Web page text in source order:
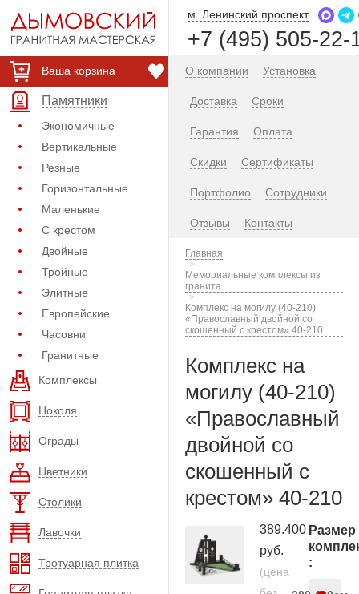
Ваша корзина
Памятники
Экономичные
Вертикальные
Резные
Горизонтальные
Маленькие
С крестом
Двойные
Тройные
Элитные
Европейские
Часовни
Гранитные
Комплексы
Цоколя
Ограды
Цветники
Столики
Лавочки
Тротуарная плитка
м. Ленинский проспект
+7 (495) 505-22-
О компании Установка
Доставка Сроки
Гарантия Оплата
Скидки Сертификаты
Портфолио Сотрудники
Отзывы Контакты
Главная
Мемориальные комплексы из
гранита
Комплекс на могилу (40-210)
«Православный двойной со
скошенный с крестом» 40-210
Комплекс на
могилу (40-210)
«Православный
двойной со
скошенный с
крестом» 40-210
389.400
руб.
(цена
Размер
: